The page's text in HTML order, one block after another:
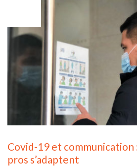
Covid-19 et communication
pros s’adaptent